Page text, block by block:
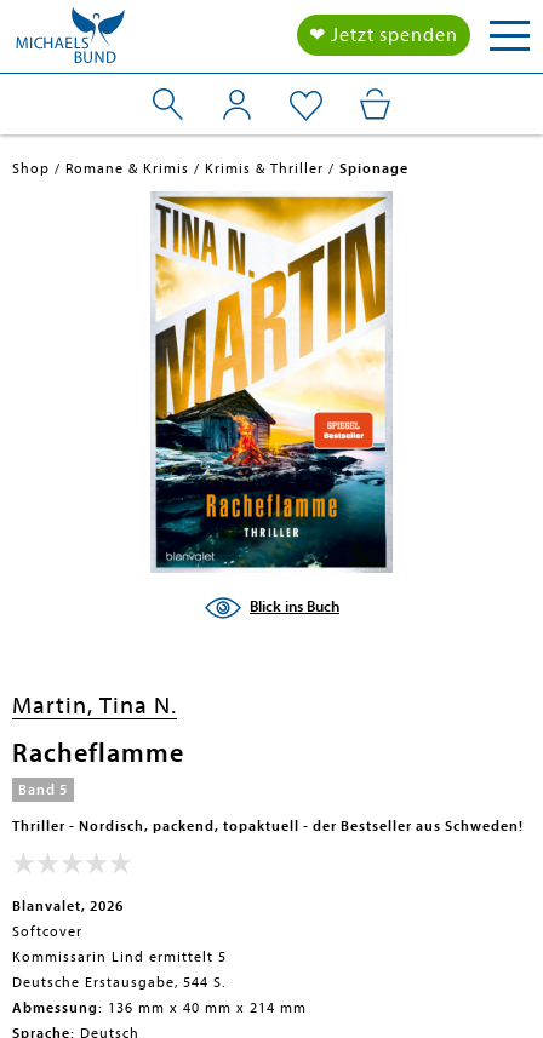
❤ Jetzt spenden
Shop Romane & Krimis Krimis & Thriller Spionage
Blick ins Buch
Martin, Tina N.
Racheflamme
Band 5
Thriller - Nordisch, packend, topaktuell - der Bestseller aus Schweden!
Blanvalet, 2026
Softcover
Kommissarin Lind ermittelt 5
Deutsche Erstausgabe, 544 S.
Abmessung: 136 mm x 40 mm x 214 mm
Sprache: Deutsch